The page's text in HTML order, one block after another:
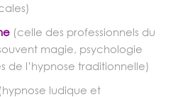
(celle des professionnels du
magie, psychologie
de l’hypnose traditionnelle)
(hypnose ludique et